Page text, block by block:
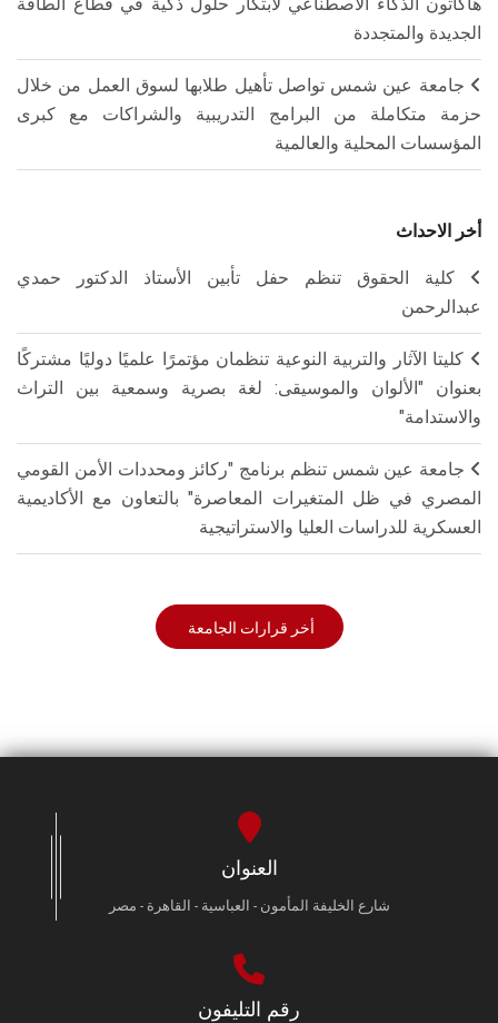
هاكاثون الذكاء الاصطناعي لابتكار حلول ذكية في قطاع الطاقة
الجديدة والمتجددة
جامعة عين شمس تواصل تأهيل طلابها لسوق العمل من خلال
حزمة متكاملة من البرامج التدريبية والشراكات مع كبرى
المؤسسات المحلية والعالمية
أخر الاحداث
كلية الحقوق تنظم حفل تأبين الأستاذ الدكتور حمدي
عبدالرحمن
كليتا الآثار والتربية النوعية تنظمان مؤتمرًا علميًا دوليًا مشتركًا
بعنوان "الألوان والموسيقى: لغة بصرية وسمعية بين التراث
والاستدامة"
جامعة عين شمس تنظم برنامج "ركائز ومحددات الأمن القومي
المصري في ظل المتغيرات المعاصرة" بالتعاون مع الأكاديمية
العسكرية للدراسات العليا والاستراتيجية
أخر قرارات الجامعة
العنوان
شارع الخليفة المأمون - العباسية - القاهرة - مصر
رقم التليفون